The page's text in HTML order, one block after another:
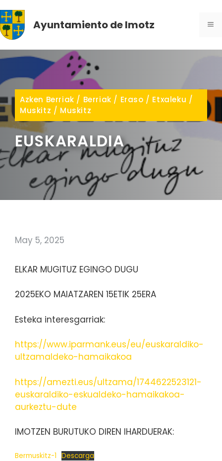
to
contentAyuntamiento de Imotz
Azken Berriak / Berriak / Eraso / Etxaleku /
Muskitz / Muskitz
EUSKARALDIA
May 5, 2025
ELKAR MUGITUZ EGINGO DUGU
2025EKO MAIATZAREN 15ETIK 25ERA
Esteka interesgarriak:
https://www.iparmank.eus/eu/euskaraldiko-
ultzamaldeko-hamaikakoa
https://amezti.eus/ultzama/1744622523121-
euskaraldiko-eskualdeko-hamaikakoa-
aurkeztu-dute
IMOTZEN BURUTUKO DIREN IHARDUERAK:
Bermuskitz-1 Descarga